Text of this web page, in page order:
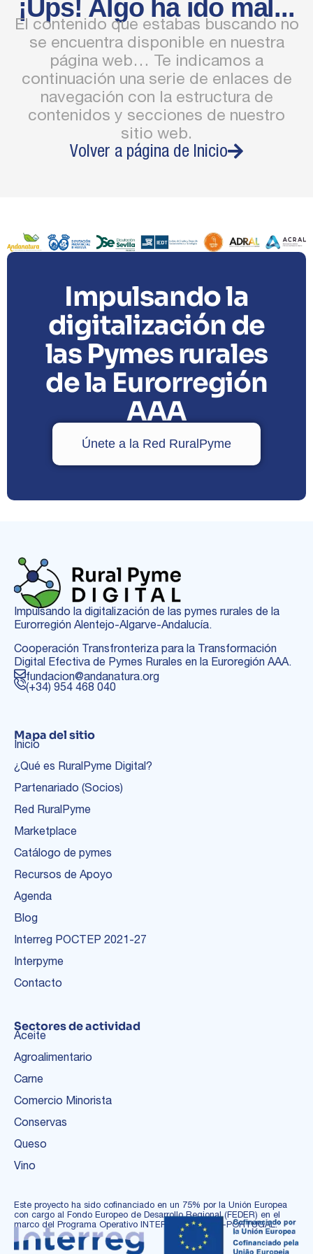
¡Ups! Algo ha ido mal...
El contenido que estabas buscando no
se encuentra disponible en nuestra
página web… Te indicamos a
continuación una serie de enlaces de
navegación con la estructura de
contenidos y secciones de nuestro
sitio web.
Volver a página de Inicio
Impulsando la
digitalización de
las Pymes rurales
de la Eurorregión
AAA
Únete a la Red RuralPyme
Impulsando la digitalización de las pymes rurales de la
Eurorregión Alentejo-Algarve-Andalucía.
Cooperación Transfronteriza para la Transformación
Digital Efectiva de Pymes Rurales en la Euroregión AAA.
fundacion@andanatura.org
(+34) 954 468 040
Mapa del sitio
Inicio
¿Qué es RuralPyme Digital?
Partenariado (Socios)
Red RuralPyme
Marketplace
Catálogo de pymes
Recursos de Apoyo
Agenda
Blog
Interreg POCTEP 2021-27
Interpyme
Contacto
Sectores de actividad
Aceite
Agroalimentario
Carne
Comercio Minorista
Conservas
Queso
Vino
Este proyecto ha sido cofinanciado en un 75% por la Unión Europea
con cargo al Fondo Europeo de Desarrollo Regional (FEDER) en el
marco del Programa Operativo INTERREG ESPAÑA-PORTUGAL.